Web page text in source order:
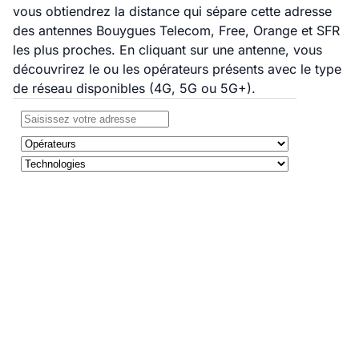
vous obtiendrez la distance qui sépare cette adresse
des antennes Bouygues Telecom, Free, Orange et SFR
les plus proches. En cliquant sur une antenne, vous
découvrirez le ou les opérateurs présents avec le type
de réseau disponibles (4G, 5G ou 5G+).